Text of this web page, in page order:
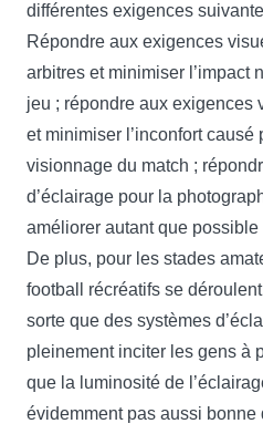
différentes exigences
Répondre aux exigences
arbitres et minimiser l’impact
jeu ; répondre aux exigences
et minimiser l’inconfort causé
visionnage du match ;
d’éclairage pour la
améliorer autant que possible
De plus, pour les stades
football récréatifs se
sorte que des systèmes
pleinement inciter les gens à
que la luminosité de
évidemment pas aussi